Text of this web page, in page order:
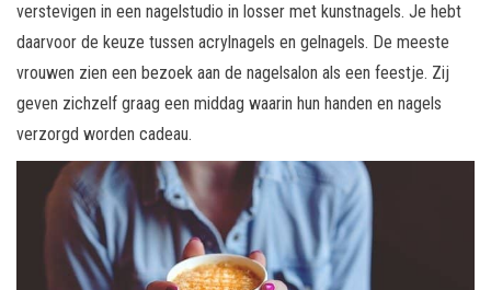
verstevigen in een nagelstudio in losser met kunstnagels. Je hebt
daarvoor de keuze tussen acrylnagels en gelnagels. De meeste
vrouwen zien een bezoek aan de nagelsalon als een feestje. Zij
geven zichzelf graag een middag waarin hun handen en nagels
verzorgd worden cadeau.